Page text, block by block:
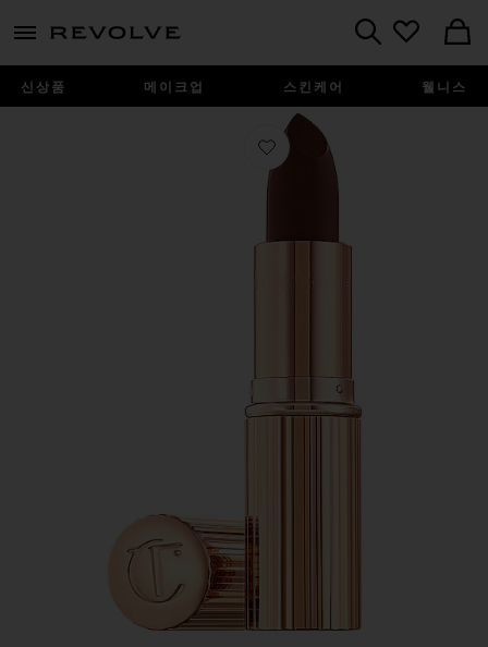
menu - shows more content
신상품 메이크업 스킨케어 웰니스
찜상품 K.I.S.S.I.N.G 립스틱